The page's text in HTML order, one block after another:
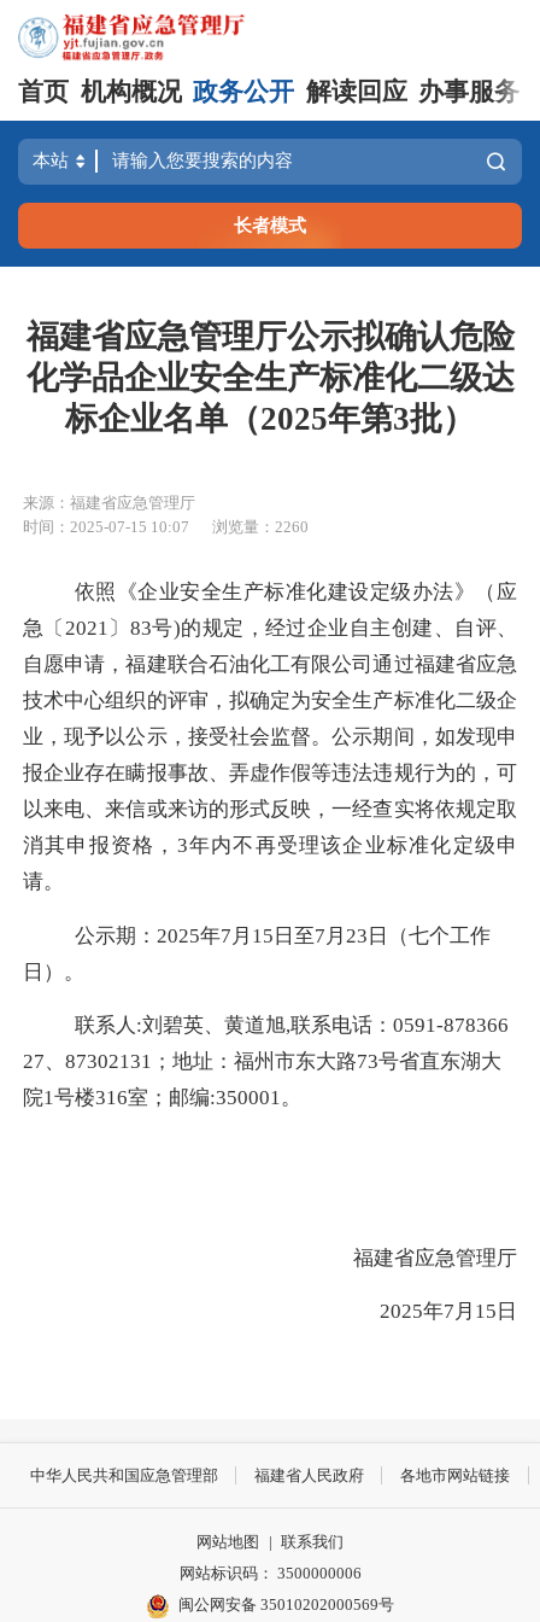
首页 机构概况 政务公开 解读回应 办事服务
长者模式
福建省应急管理厅公示拟确认危险
化学品企业安全生产标准化二级达
标企业名单（2025年第3批）
来源：福建省应急管理厅
时间：2025-07-15 10:07
浏览量：2260
依照《企业安全生产标准化建设定级办法》（应
急〔 2021 〕 83号)的规定，经过企业自主创建、自评、
自愿申请，福建联合石油化工有限公司通过福建省应急
技术中心组织的评审，拟确定为安全生产标准化二级企
业，现予以公示，接受社会监督。公示期间，如发现申
报企业存在瞒报事故、弄虚作假等违法违规行为的，可
以来电、来信或来访的形式反映，一经查实将依规定取
消其申报资格， 3年内不再受理该企业标准化定级申
请。
公示期： 2025年7月15日至7月23日（七个工作
日）。
联系人 :刘碧英、黄道旭,联系电话：0591-878366
27、 87302131；地址：福州市东大路73号省直东湖大
院1号楼316室；邮编:350001。
福建省应急管理厅
2025年7月15日
中华人民共和国应急管理部 福建省人民政府 各地市网站链接
网站地图 | 联系我们
网站标识码： 3500000006
闽公网安备 35010202000569号